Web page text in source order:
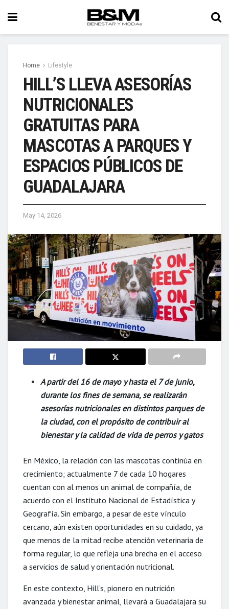
Home Lifestyle
HILL’S LLEVA ASESORÍAS
NUTRICIONALES
GRATUITAS PARA
MASCOTAS A PARQUES Y
ESPACIOS PÚBLICOS DE
GUADALAJARA
May 14, 2026
A partir del 16 de mayo y hasta el 7 de junio,
durante los fines de semana, se realizarán
asesorías nutricionales en distintos parques de
la ciudad, con el propósito de contribuir al
bienestar y la calidad de vida de perros y gatos
En México, la relación con las mascotas continúa en
crecimiento; actualmente 7 de cada 10 hogares
cuentan con al menos un animal de compañía, de
acuerdo con el Instituto Nacional de Estadística y
Geografía. Sin embargo, a pesar de este vínculo
cercano, aún existen oportunidades en su cuidado, ya
que menos de la mitad recibe atención veterinaria de
forma regular, lo que refleja una brecha en el acceso
a servicios de salud y orientación nutricional.
En este contexto, Hill’s, pionero en nutrición
avanzada y bienestar animal, llevará a Guadalajara su